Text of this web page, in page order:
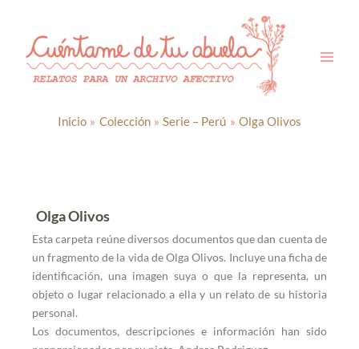
contenido
Inicio Colección Serie – Perú Olga Olivos
Olga Olivos
Esta carpeta reúne diversos documentos que dan cuenta de
un fragmento de la vida deOlga Olivos. Incluye una ficha de
identificación, una imagen suya o que la representa, un
objeto o lugar relacionado a ella y un relato de su historia
personal.
Los documentos, descripciones e información han sido